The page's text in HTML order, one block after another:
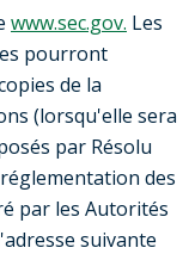
www.sec.gov. Les
pourront
de la
(lorsqu'elle sera
par Résolu
des
par les Autorités
suivante